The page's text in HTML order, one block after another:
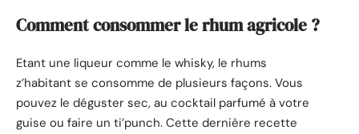
Comment consommer le rhum agricole ?
Etant une liqueur comme le whisky, le rhums
z’habitant se consomme de plusieurs façons. Vous
pouvez le déguster sec, au cocktail parfumé à votre
guise ou faire un ti’punch. Cette dernière recette